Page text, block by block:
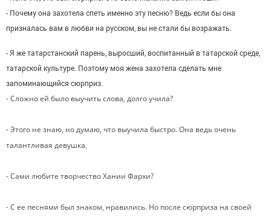
- Почему она захотела спеть именно эту песню? Ведь если бы она
призналась вам в любви на русском, вы не стали бы возражать.
- Я же татарстанский парень, выросший, воспитанный в татарской среде,
татарской культуре. Поэтому моя жена захотела сделать мне
запоминающийся сюрприз.
- Сложно ей было выучить слова, долго учила?
- Этого не знаю, но думаю, что выучила быстро. Она ведь очень
талантливая девушка.
- Сами любите творчество Хании Фархи?
- С ее песнями был знаком, нравились. Но после сюрприза на своей